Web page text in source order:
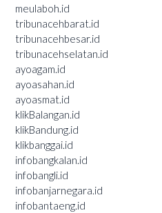
meulaboh.id
tribunacehbarat.id
tribunacehbesar.id
tribunacehselatan.id
ayoagam.id
ayoasahan.id
ayoasmat.id
klikBalangan.id
klikBandung.id
klikbanggai.id
infobangkalan.id
infobangli.id
infobanjarnegara.id
infobantaeng.id